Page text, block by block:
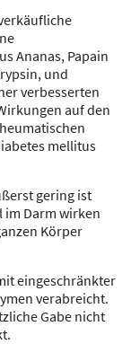
Ananas, Papain
und
verbesserten
auf den
mellitus
gering ist
Darm wirken
Körper
eingeschränkter
verabreicht.
Gabe nicht